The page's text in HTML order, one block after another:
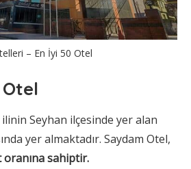
– En İyi 50 Otel
Seyhan ilçesinde yer alan
yer almaktadır. Saydam Otel,
sahiptir.